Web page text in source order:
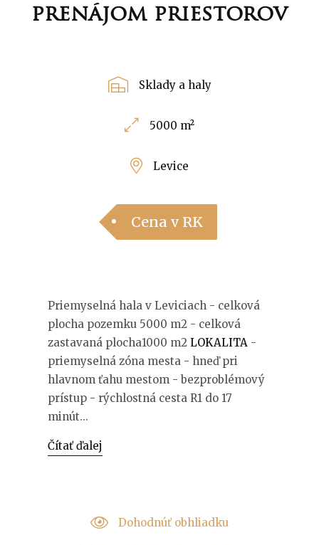
prenájom priestorov
Sklady a haly
5000 m²
Levice
Cena v RK
Priemyselná hala v Leviciach - celková
plocha pozemku 5000 m2 - celková
zastavaná plocha1000 m2LOKALITA -
priemyselná zóna mesta - hneď pri
hlavnom ťahu mestom - bezproblémový
prístup - rýchlostná cesta R1 do 17
minút...
Čítať ďalej
Dohodnúť obhliadku